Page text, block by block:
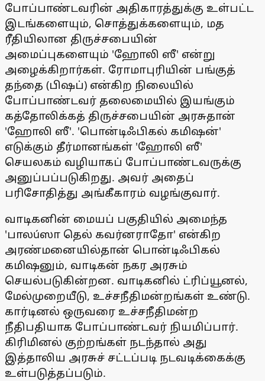
போப்பாண்டவரின் அதிகாரத்துக்கு உள்பட்ட
இடங்களையும், சொத்துக்களையும், மத
ரீதியிலான திருச்சபையின்
அமைப்புகளையும் 'ஹோலி ஸீ' என்று
அழைக்கிறார்கள். ரோமாபுரியின் பங்குத்
தந்தை (பிஷப்) என்கிற நிலையில்
போப்பாண்டவர் தலைமையில் இயங்கும்
கத்தோலிக்கத் திருச்சபையின் அரசுதான்
'ஹோலி ஸீ'. 'பொன்டிஃபிகல் கமிஷன்'
எடுக்கும் தீர்மானங்கள் 'ஹோலி ஸீ'
செயலகம் வழியாகப் போப்பாண்டவருக்கு
அனுப்பப்படுகிறது. அவர் அதைப்
பரிசோதித்து அங்கீகாரம் வழங்குவார்.
வாடிகனின் மையப் பகுதியில் அமைந்த
'பாலúஸா தெல் கவர்னராதோ' என்கிற
அரண்மனையில்தான் பொன்டிஃபிகல்
கமிஷனும், வாடிகன் நகர அரசும்
செயல்படுகின்றன. வாடிகனில் ட்ரிப்யூனல்,
மேல்முறையீடு, உச்சநீதிமன்றங்கள் உண்டு.
கார்டினல் ஒருவரை உச்சநீதிமன்ற
நீதிபதியாக போப்பாண்டவர் நியமிப்பார்.
கிரிமினல் குற்றங்கள் நடந்தால் அது
இத்தாலிய அரசுச் சட்டப்படி நடவடிக்கைக்கு
உள்படுத்தப்படும்.